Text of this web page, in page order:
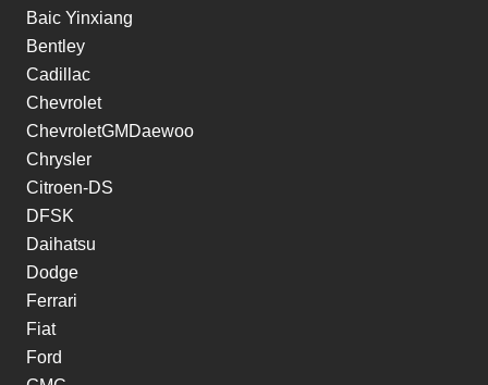
Baic Yinxiang
Bentley
Cadillac
Chevrolet
ChevroletGMDaewoo
Chrysler
Citroen-DS
DFSK
Daihatsu
Dodge
Ferrari
Fiat
Ford